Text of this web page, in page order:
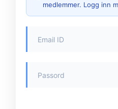
medlemmer. Logg inn